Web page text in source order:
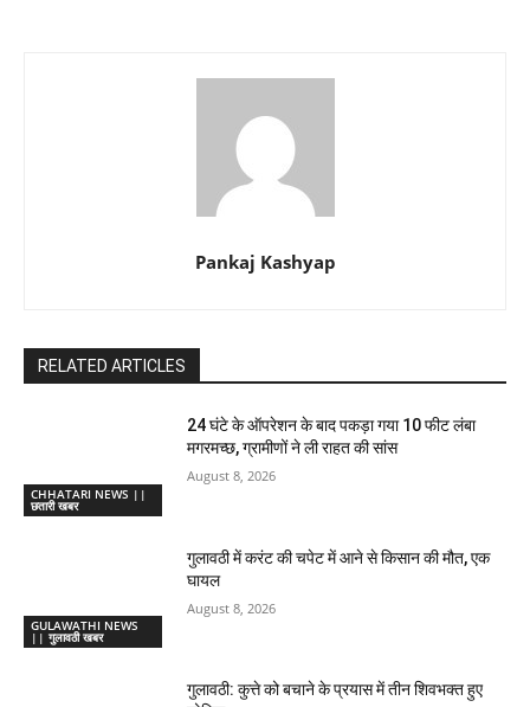
Pankaj Kashyap
RELATED ARTICLES
CHHATARI NEWS ||
छतारी खबर
24 घंटे के ऑपरेशन के बाद पकड़ा गया 10 फीट लंबा
मगरमच्छ, ग्रामीणों ने ली राहत की सांस
August 8, 2026
GULAWATHI NEWS
|| गुलावठी खबर
गुलावठी में करंट की चपेट में आने से किसान की मौत, एक
घायल
August 8, 2026
गुलावठी: कुत्ते को बचाने के प्रयास में तीन शिवभक्त हुए